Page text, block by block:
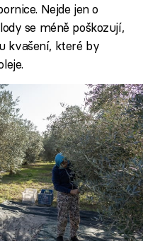
Nejde jen o
se méně poškozují,
kvašení, které by